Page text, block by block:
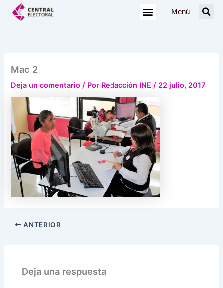
Menú
Mac 2
Deja un comentario / Por Redacción INE/ 22 julio, 2017
ANTERIOR
Deja una respuesta